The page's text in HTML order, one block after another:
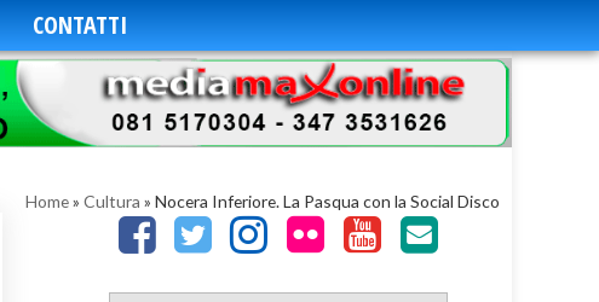
CONTATTI
Home» Cultura » Nocera Inferiore. La Pasqua con la Social Disco